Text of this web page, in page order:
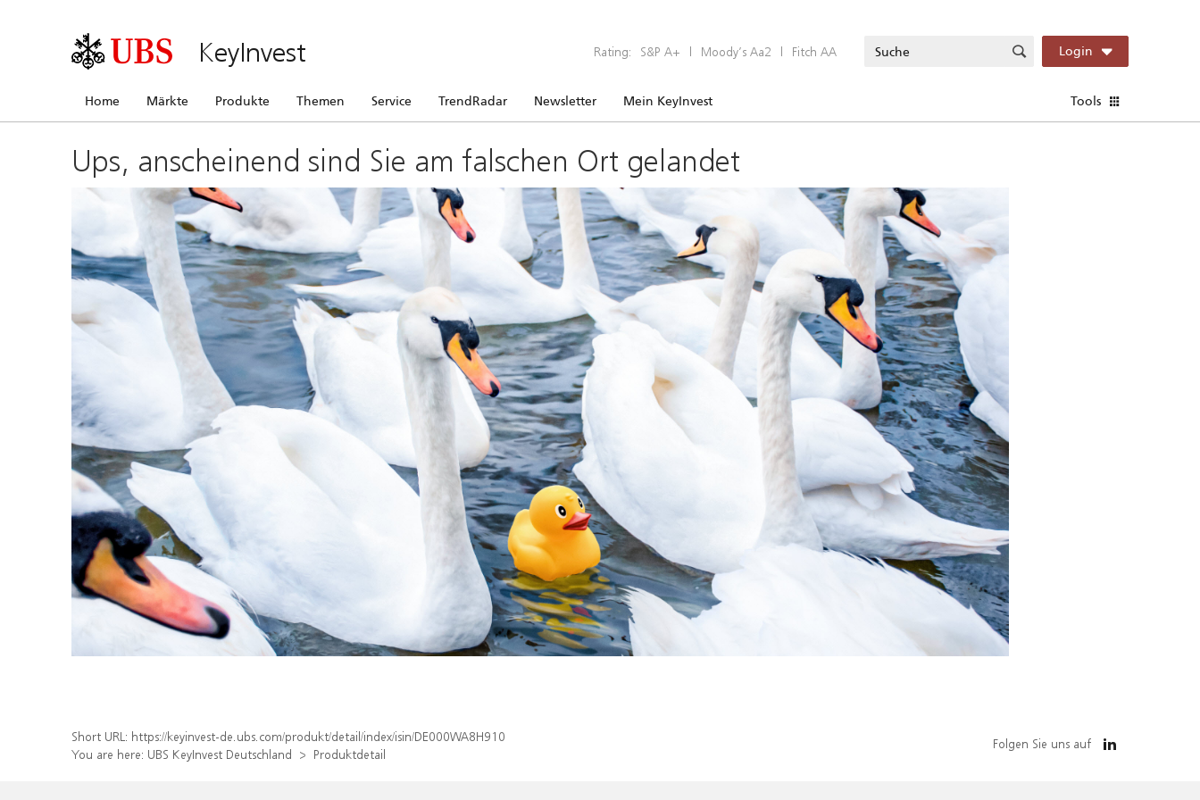
KeyInvest Rating: S&P A+ | Moody’s Aa2 | Fitch AA Login
Home Märkte Produkte Themen Service TrendRadar Newsletter Mein KeyInvest Tools
Ups, anscheinend sind Sie am falschen Ort gelandet
Short URL: https://keyinvest-de.ubs.com/produkt/detail/index/isin/DE000WA8H910
You are here: UBS KeyInvest Deutschland Produktdetail
Folgen Sie uns auf